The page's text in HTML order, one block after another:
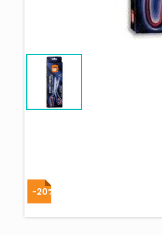
-20%